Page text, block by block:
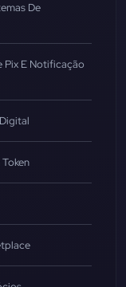
De
Pix E Notificação